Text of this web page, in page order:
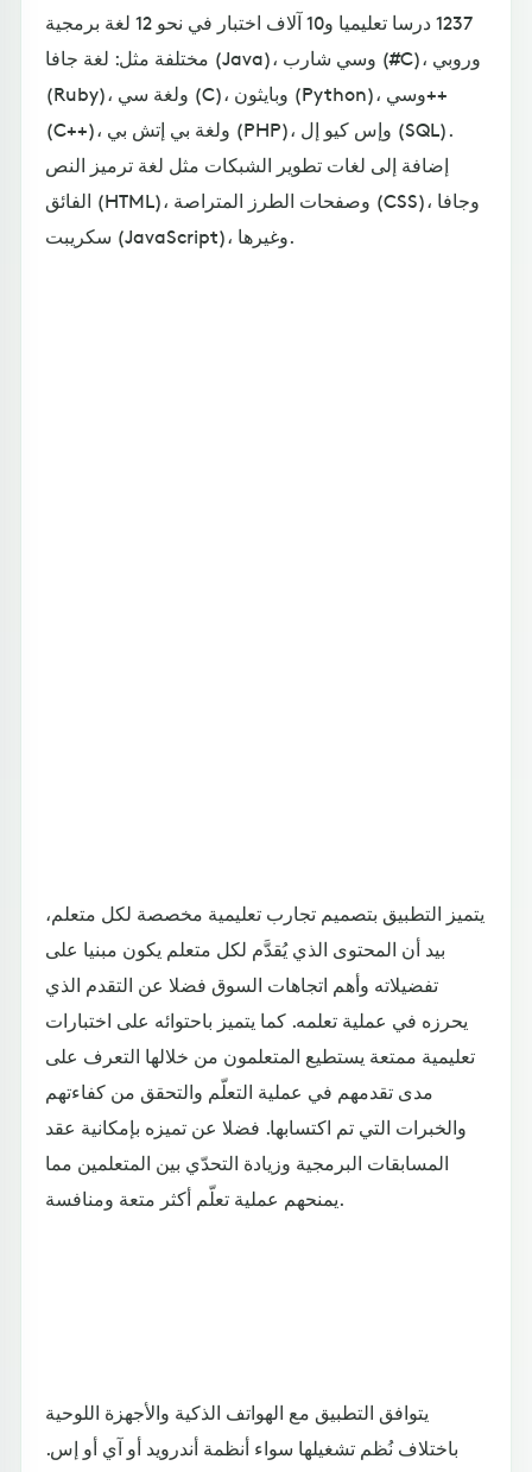
1237 درسا تعليميا و10 آلاف اختبار في نحو 12 لغة برمجية
مختلفة مثل: لغة جافا (Java)، وسي شارب (#C)، وروبي
(Ruby)، ولغة سي (C)، وبايثون (Python)، وسي++
(C++)، ولغة بي إتش بي (PHP)، وإس كيو إل (SQL).
إضافة إلى لغات تطوير الشبكات مثل لغة ترميز النص
الفائق (HTML)، وصفحات الطرز المتراصة (CSS)، وجافا
سكريبت (JavaScript)، وغيرها.
يتميز التطبيق بتصميم تجارب تعليمية مخصصة لكل متعلم،
بيد أن المحتوى الذي يُقدَّم لكل متعلم يكون مبنيا على
تفضيلاته وأهم اتجاهات السوق فضلا عن التقدم الذي
يحرزه في عملية تعلمه. كما يتميز باحتوائه على اختبارات
تعليمية ممتعة يستطيع المتعلمون من خلالها التعرف على
مدى تقدمهم في عملية التعلّم والتحقق من كفاءتهم
والخبرات التي تم اكتسابها. فضلا عن تميزه بإمكانية عقد
المسابقات البرمجية وزيادة التحدّي بين المتعلمين مما
يمنحهم عملية تعلّم أكثر متعة ومنافسة.
يتوافق التطبيق مع الهواتف الذكية والأجهزة اللوحية
باختلاف نُظم تشغيلها سواء أنظمة أندرويد أو آي أو إس.